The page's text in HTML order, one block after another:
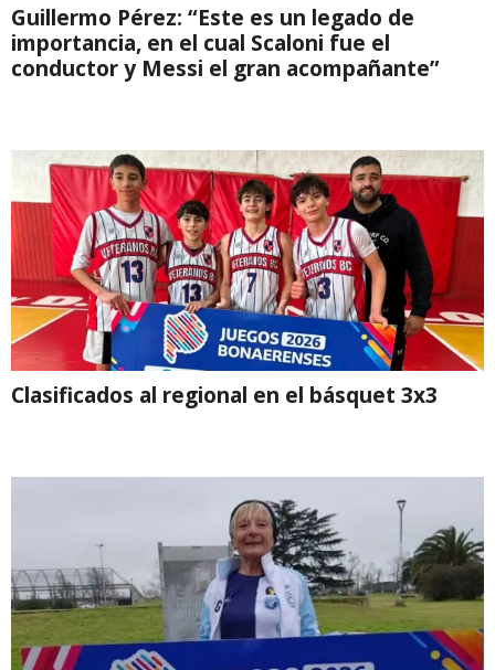
Guillermo Pérez: “Este es un legado de
importancia, en el cual Scaloni fue el
conductor y Messi el gran acompañante”
Clasificados al regional en el básquet 3x3